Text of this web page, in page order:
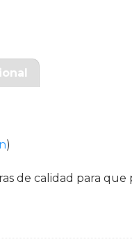
)
de calidad para